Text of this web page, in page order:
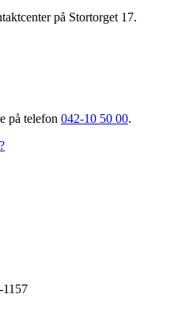
på Stortorget 17.
på telefon 042-10 50 00.
1157